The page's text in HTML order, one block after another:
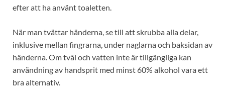
efter att ha använt toaletten.
När man tvättar händerna, se till att skrubba alla delar,
inklusive mellan fingrarna, under naglarna och baksidan av
händerna. Om tvål och vatten inte är tillgängliga kan
användning av handsprit med minst 60% alkohol vara ett
bra alternativ.